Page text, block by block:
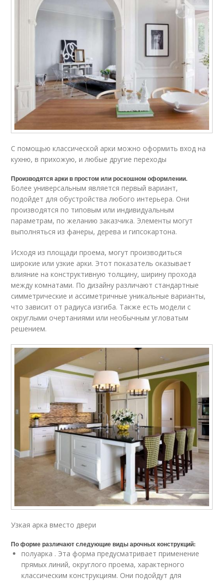
С помощью классической арки можно оформить вход на
кухню, в прихожую, и любые другие переходы
Производятся арки в простом или роскошном оформлении.
Более универсальным является первый вариант,
подойдет для обустройства любого интерьера. Они
производятся по типовым или индивидуальным
параметрам, по желанию заказчика. Элементы могут
выполняться из фанеры, дерева и гипсокартона.
Исходя из площади проема, могут производиться
широкие или узкие арки. Этот показатель оказывает
влияние на конструктивную толщину, ширину прохода
между комнатами. По дизайну различают стандартные
симметрические и ассиметричные уникальные варианты,
что зависит от радиуса изгиба. Также есть модели с
округлыми очертаниями или необычным угловатым
решением.
Узкая арка вместо двери
По форме различают следующие виды арочных конструкций:
полуарка . Эта форма предусматривает применение
прямых линий, округлого проема, характерного
классическим конструкциям. Они подойдут для